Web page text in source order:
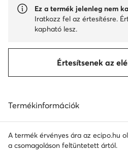
Ez a termék jelenleg nem
Iratkozz fel az értesítésre.
kapható lesz.
Értesítsenek az
Termékinformációk
A termék érvényes ára az ecipo.hu
a csomagoláson feltüntetett ártól.